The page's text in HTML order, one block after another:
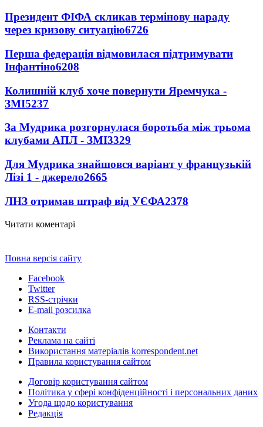
Президент ФІФА скликав термінову нараду
через кризову ситуацію6726
Перша федерація відмовилася підтримувати
Інфантіно6208
Колишній клуб хоче повернути Яремчука -
ЗМІ5237
За Мудрика розгорнулася боротьба між трьома
клубами АПЛ - ЗМІ3329
Для Мудрика знайшовся варіант у французькій
Лізі 1 - джерело2665
ЛНЗ отримав штраф від УЄФА2378
Читати коментарі
Повна версія сайту
Facebook
Twitter
RSS-стрічки
E-mail розсилка
Контакти
Реклама на сайті
Використання матеріалів korrespondent.net
Правила користування сайтом
Договір користування сайтом
Політика у сфері конфіденційності і персональних даних
Угода щодо користування
Редакція